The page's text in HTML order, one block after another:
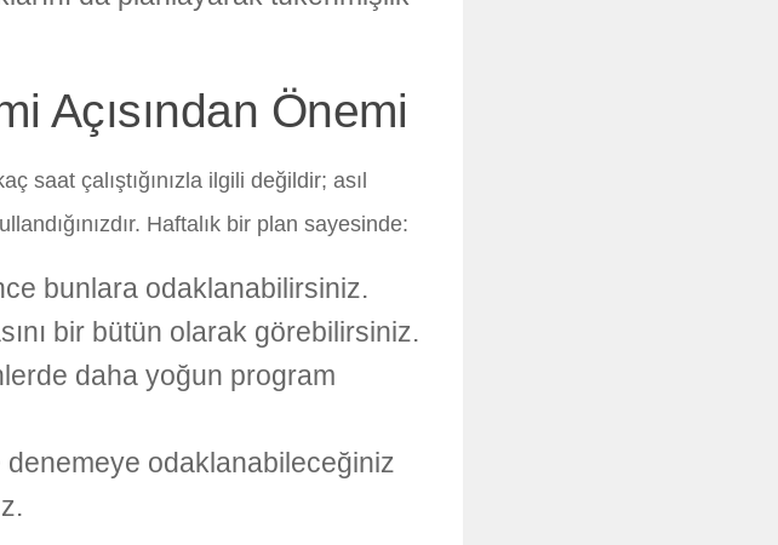
Açısından Önemi
saat çalıştığınızla ilgili değildir; asıl
Haftalık bir plan sayesinde:
bunlara odaklanabilirsiniz.
bir bütün olarak görebilirsiniz.
daha yoğun program
odaklanabileceğiniz